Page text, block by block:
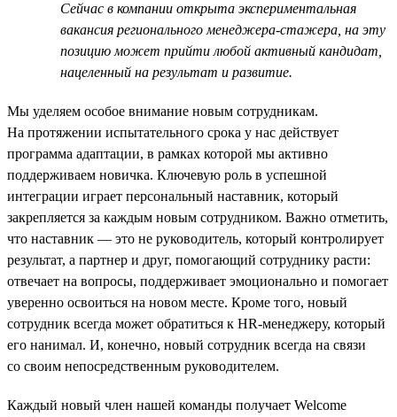
Сейчас в компании открыта экспериментальная
вакансия регионального менеджера-стажера, на эту
позицию может прийти любой активный кандидат,
нацеленный на результат и развитие.
Мы уделяем особое внимание новым сотрудникам.
На протяжении испытательного срока у нас действует
программа адаптации, в рамках которой мы активно
поддерживаем новичка. Ключевую роль в успешной
интеграции играет персональный наставник, который
закрепляется за каждым новым сотрудником. Важно отметить,
что наставник — это не руководитель, который контролирует
результат, а партнер и друг, помогающий сотруднику расти:
отвечает на вопросы, поддерживает эмоционально и помогает
уверенно освоиться на новом месте. Кроме того, новый
сотрудник всегда может обратиться к HR-менеджеру, который
его нанимал. И, конечно, новый сотрудник всегда на связи
со своим непосредственным руководителем.
Каждый новый член нашей команды получает Welcome